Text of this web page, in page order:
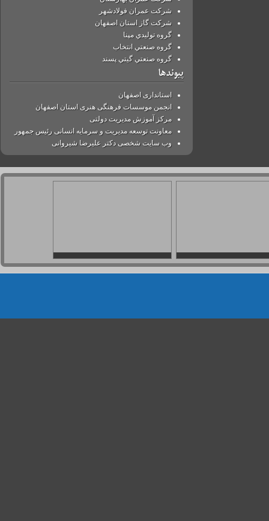
شرکت عمران فولادشهر
شرکت گاز استان اصفهان
گروه توليدي مپنا
گروه صنعتي انتخاب
گروه صنعتي گيتي پسند
پیوندها
استانداری اصفهان
انجمن موسسات فرهنگی هنری استان اصفهان
مرکز آموزش مدیریت دولتی
معاونت توسعه مدیریت و سرمایه انسانی رئیس جمهور
وب سایت شخصی دکتر علیرضا شیروانی